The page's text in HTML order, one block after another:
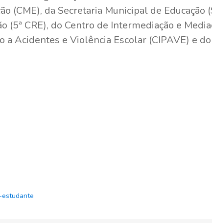
(CME), da Secretaria Municipal de Educação
(5ª CRE), do Centro de Intermediação e
a Acidentes e Violência Escolar (CIPAVE) e